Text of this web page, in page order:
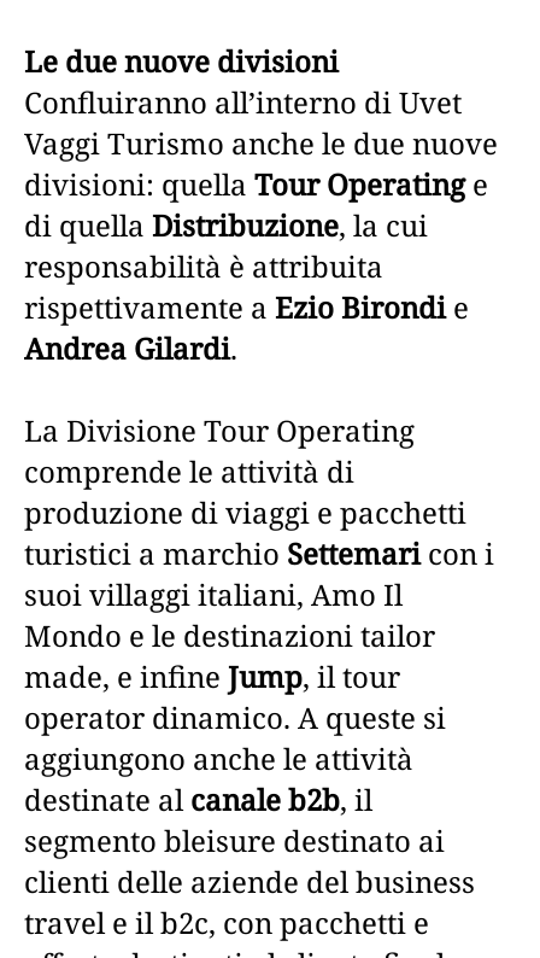
Le due nuove divisioni
Confluiranno all’interno di Uvet
Vaggi Turismo anche le due nuove
divisioni: quella Tour Operatinge
di quella Distribuzione, la cui
responsabilità è attribuita
rispettivamente a Ezio Birondie
Andrea Gilardi.
La Divisione Tour Operating
comprende le attività di
produzione di viaggi e pacchetti
turistici a marchio Settemaricon i
suoi villaggi italiani, Amo Il
Mondo e le destinazioni tailor
made, e infine Jump, il tour
operator dinamico. A queste si
aggiungono anche le attività
destinate alcanale b2b, il
segmento bleisure destinato ai
clienti delle aziende del business
travel e il b2c, con pacchetti e